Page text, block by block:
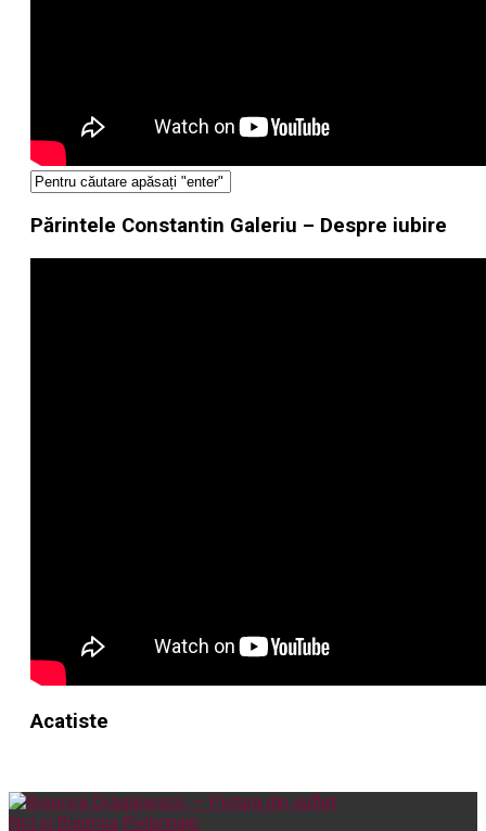
Părintele Constantin Galeriu – Despre iubire
Acatiste
Noi și Biserica Pelerinaje